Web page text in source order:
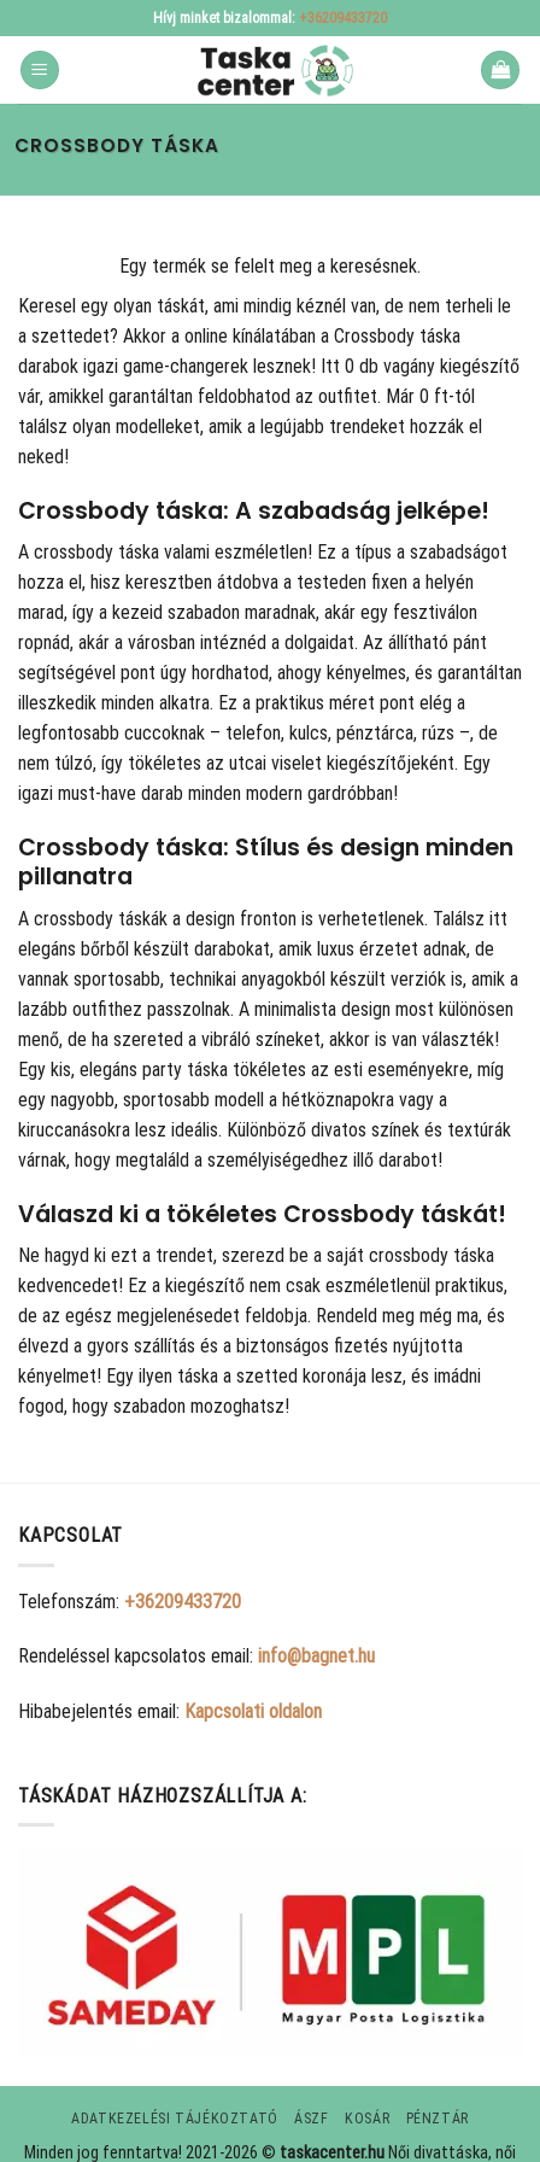
to
content
Hívj minket bizalommal: +36209433720
CROSSBODY TÁSKA
Egy termék se felelt meg a keresésnek.
Keresel egy olyan táskát, ami mindig kéznél van, de nem terheli le
a szettedet? Akkor a online kínálatában a Crossbody táska
darabok igazi game-changerek lesznek! Itt 0 db vagány kiegészítő
vár, amikkel garantáltan feldobhatod az outfitet. Már 0 ft-tól
találsz olyan modelleket, amik a legújabb trendeket hozzák el
neked!
Crossbody táska: A szabadság jelképe!
A crossbody táska valami eszméletlen! Ez a típus a szabadságot
hozza el, hisz keresztben átdobva a testeden fixen a helyén
marad, így a kezeid szabadon maradnak, akár egy fesztiválon
ropnád, akár a városban intéznéd a dolgaidat. Az állítható pánt
segítségével pont úgy hordhatod, ahogy kényelmes, és garantáltan
illeszkedik minden alkatra. Ez a praktikus méret pont elég a
legfontosabb cuccoknak – telefon, kulcs, pénztárca, rúzs –, de
nem túlzó, így tökéletes az utcai viselet kiegészítőjeként. Egy
igazi must-have darab minden modern gardróbban!
Crossbody táska: Stílus és design minden
pillanatra
A crossbody táskák a design fronton is verhetetlenek. Találsz itt
elegáns bőrből készült darabokat, amik luxus érzetet adnak, de
vannak sportosabb, technikai anyagokból készült verziók is, amik a
lazább outfithez passzolnak. A minimalista design most különösen
menő, de ha szereted a vibráló színeket, akkor is van választék!
Egy kis, elegáns party táska tökéletes az esti eseményekre, míg
egy nagyobb, sportosabb modell a hétköznapokra vagy a
kiruccanásokra lesz ideális. Különböző divatos színek és textúrák
várnak, hogy megtaláld a személyiségedhez illő darabot!
Válaszd ki a tökéletes Crossbody táskát!
Ne hagyd ki ezt a trendet, szerezd be a saját crossbody táska
kedvencedet! Ez a kiegészítő nem csak eszméletlenül praktikus,
de az egész megjelenésedet feldobja. Rendeld meg még ma, és
élvezd a gyors szállítás és a biztonságos fizetés nyújtotta
kényelmet! Egy ilyen táska a szetted koronája lesz, és imádni
fogod, hogy szabadon mozoghatsz!
KAPCSOLAT
Telefonszám: +36209433720
Rendeléssel kapcsolatos email: info@bagnet.hu
Hibabejelentés email: Kapcsolati oldalon
TÁSKÁDAT HÁZHOZSZÁLLÍTJA A:
ADATKEZELÉSI TÁJÉKOZTATÓ ÁSZF KOSÁR PÉNZTÁR
Minden jog fenntartva! 2021-2026 © taskacenter.hu Női divattáska, női